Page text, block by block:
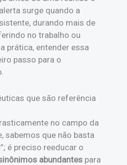
surge quando a
durando mais de
no trabalho ou
prática, entender essa
passo para o
que são referência
no campo da
sabemos que não basta
é preciso reeducar o
abundantes para